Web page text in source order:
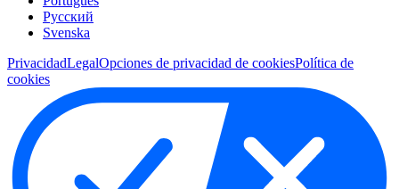
Pусский
Svenska
PrivacidadLegalOpciones de privacidad de cookiesPolítica de
cookies